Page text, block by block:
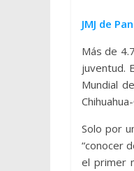
JMJ de
Más de
juventud.
Mundial
Solo por
“conocer
el primer